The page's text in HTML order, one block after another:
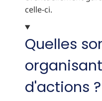
celle-ci.
Quelles
d'actions ?